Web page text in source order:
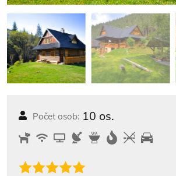
Počet osob: 10 os.